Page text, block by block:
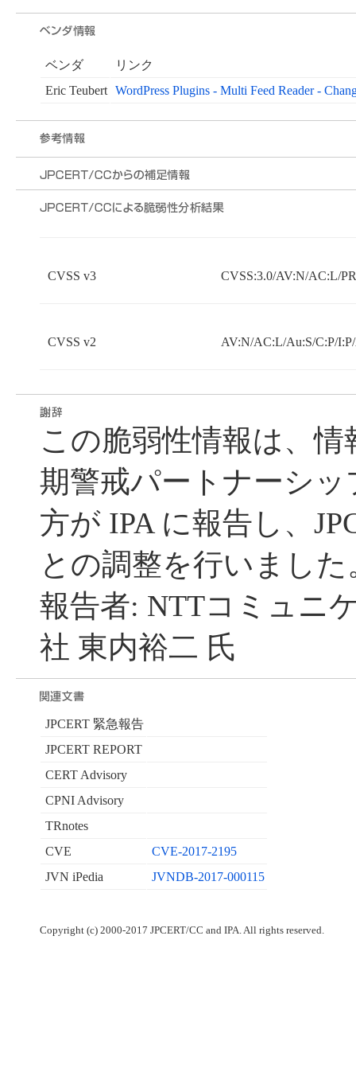
ベンダ
リンク
Eric Teubert
WordPress Plugins - Multi Feed Reader -
CVSS v3 CVSS:3.0/AV:N/AC:L/
CVSS v2 AV:N/AC:L/Au:S/C:P/
この脆弱性情報は、
期警戒パートナーシ
方が IPA に報告し、
との調整を行いました
報告者: NTTコミュニ
社 東内裕二 氏
JPCERT 緊急報告
JPCERT REPORT
CERT Advisory
CPNI Advisory
TRnotes
CVE
CVE-2017-2195
JVN iPedia
JVNDB-2017-000115
Copyright (c) 2000-2017 JPCERT/CC and IPA. All rights reserved.